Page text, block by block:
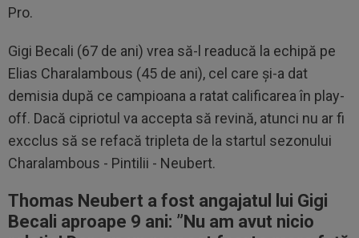
Pro.
Gigi Becali (67 de ani) vrea să-l readucă la echipă pe
Elias Charalambous (45 de ani), cel care și-a dat
demisia după ce campioana a ratat calificarea în play-
off. Dacă cipriotul va accepta să revină, atunci nu ar fi
excclus să se refacă tripleta de la startul sezonului
Charalambous - Pintilii - Neubert.
Thomas Neubert a fost angajatul lui Gigi
Becali aproape 9 ani: ”Nu am avut nicio